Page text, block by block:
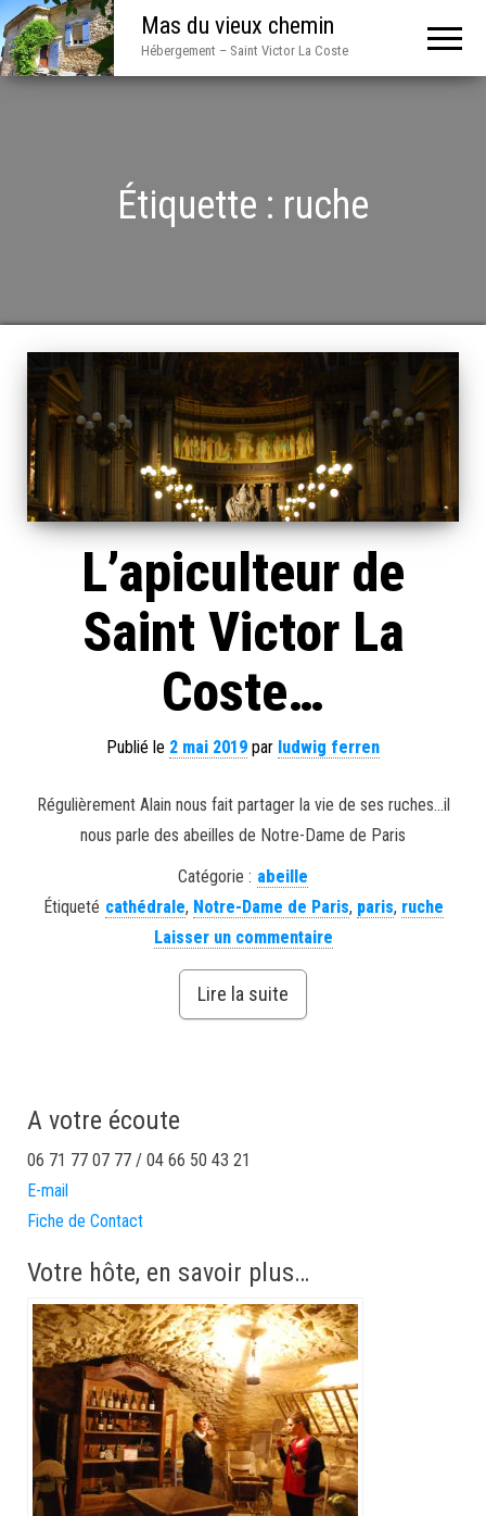
Mas du vieux chemin
Hébergement – Saint Victor La Coste
Étiquette : ruche
L’apiculteur de
Saint Victor La
Coste…
Publié le 2 mai 2019 par ludwig ferren
Régulièrement Alain nous fait partager la vie de ses ruches…il
nous parle des abeilles de Notre-Dame de Paris
Catégorie : abeille
Étiqueté cathédrale, Notre-Dame de Paris, paris, ruche
Laisser un commentaire
Lire la suite
A votre écoute
06 71 77 07 77 / 04 66 50 43 21
E-mail
Fiche de Contact
Votre hôte, en savoir plus…